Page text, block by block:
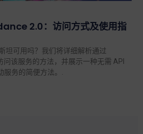
2.0：访问方式及使用指
坦可用吗？我们将详细解析通过
问该服务的方法，并展示一种无需 API
服务的简便方法。.